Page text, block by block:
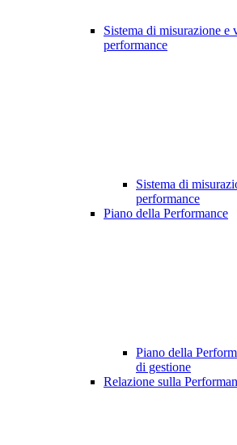
Sistema di misurazione e
performance
Sistema di
performance
Piano della Performance
Piano della
di gestione
Relazione sulla